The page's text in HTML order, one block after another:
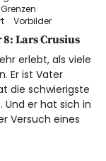
Grenzen
Vorbilder
Lars Crusius
erlebt, als viele
Er ist Vater
die schwierigste
Und er hat sich in
Versuch eines